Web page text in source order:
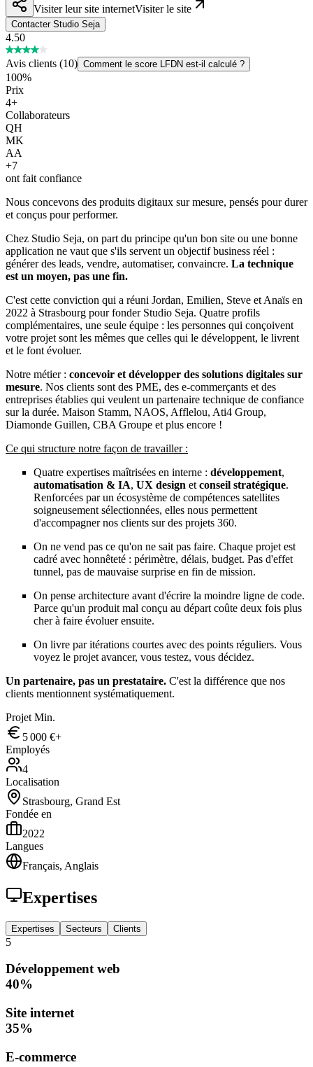
Visiter leur site internetVisiter le site
Contacter Studio Seja
4.50
Avis clients (10) Comment le score LFDN est-il calculé ?
100%
Prix
4+
Collaborateurs
QH
MK
AA
+7
ont fait confiance
Nous concevons des produits digitaux sur mesure, pensés pour durer
et conçus pour performer.
Chez Studio Seja, on part du principe qu'un bon site ou une bonne
application ne vaut que s'ils servent un objectif business réel :
générer des leads, vendre, automatiser, convaincre. La technique
est un moyen, pas une fin.
C'est cette conviction qui a réuni Jordan, Emilien, Steve et Anaïs en
2022 à Strasbourg pour fonder Studio Seja. Quatre profils
complémentaires, une seule équipe : les personnes qui conçoivent
votre projet sont les mêmes que celles qui le développent, le livrent
et le font évoluer.
Notre métier : concevoir et développer des solutions digitales sur
mesure. Nos clients sont des PME, des e-commerçants et des
entreprises établies qui veulent un partenaire technique de confiance
sur la durée. Maison Stamm, NAOS, Afflelou, Ati4 Group,
Diamonde Guillen, CBA Groupe et plus encore !
Ce qui structure notre façon de travailler :
Quatre expertises maîtrisées en interne : développement,
automatisation & IA, UX design et conseil stratégique.
Renforcées par un écosystème de compétences satellites
soigneusement sélectionnées, elles nous permettent
d'accompagner nos clients sur des projets 360.
On ne vend pas ce qu'on ne sait pas faire. Chaque projet est
cadré avec honnêteté : périmètre, délais, budget. Pas d'effet
tunnel, pas de mauvaise surprise en fin de mission.
On pense architecture avant d'écrire la moindre ligne de code.
Parce qu'un produit mal conçu au départ coûte deux fois plus
cher à faire évoluer ensuite.
On livre par itérations courtes avec des points réguliers. Vous
voyez le projet avancer, vous testez, vous décidez.
Un partenaire, pas un prestataire. C'est la différence que nos
clients mentionnent systématiquement.
Projet Min.
5 000 €+
Employés
4
Localisation
Strasbourg, Grand Est
Fondée en
2022
Langues
Français, Anglais
Expertises
Expertises Secteurs Clients
5
Développement web
40%
Site internet
35%
E-commerce